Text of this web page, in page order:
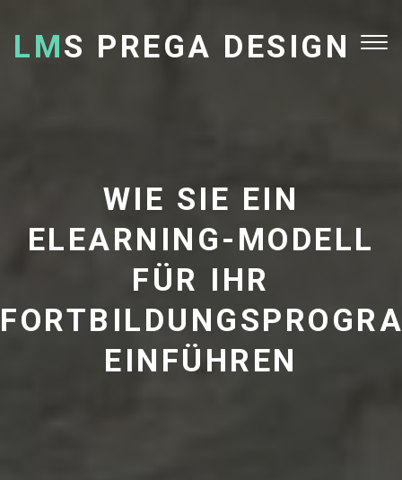
LMS PREGA DESIGN
WIE SIE EIN
ELEARNING-MODELL
FÜR IHR
EINFÜHREN